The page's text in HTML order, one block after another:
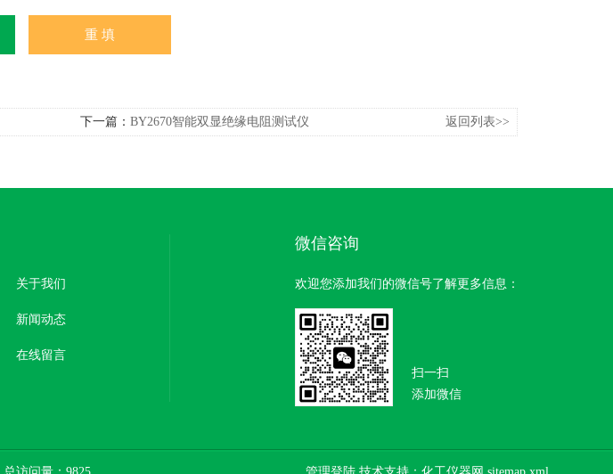
下一篇： BY2670智能双显绝缘电阻测试仪 返回列表>>
关于我们
新闻动态
在线留言
微信咨询
欢迎您添加我们的微信号了解更多信息：
扫一扫
添加微信